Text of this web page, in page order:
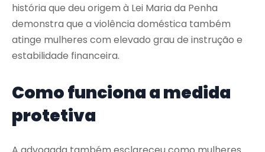
história que deu origem à Lei Maria da Penha
demonstra que a violência doméstica também
atinge mulheres com elevado grau de instrução e
estabilidade financeira.
Como funciona a medida
protetiva